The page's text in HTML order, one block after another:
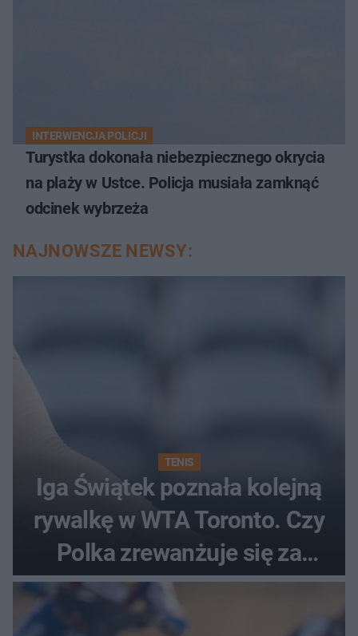
INTERWENCJA POLICJI
Turystka dokonała niebezpiecznego okrycia
na plaży w Ustce. Policja musiała zamknąć
odcinek wybrzeża
NAJNOWSZE NEWSY:
TENIS
Iga Świątek poznała kolejną
rywalkę w WTA Toronto. Czy
Polka zrewanżuje się za
ostatnią porażkę?